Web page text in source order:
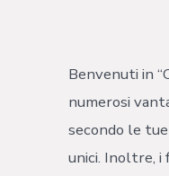
Benvenuti in
numerosi
secondo le
unici. Inoltre, i